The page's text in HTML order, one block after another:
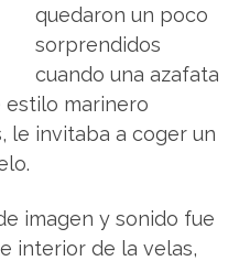
quedaron un poco
sorprendidos
cuando una azafata
estilo marinero
le invitaba a coger un
imagen y sonido fue
interior de la velas,